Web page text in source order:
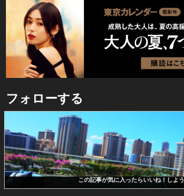
フォローする
この記事が気に入ったらいいね！しよう